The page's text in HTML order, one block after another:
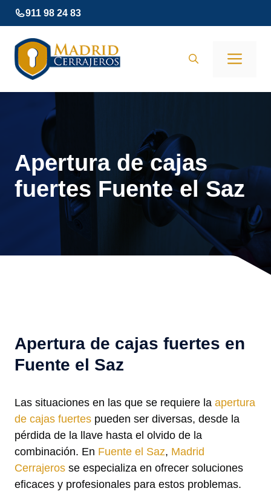
Saltar
al
contenido
911 98 24 83
Apertura de cajas
fuertes Fuente el Saz
Apertura de cajas fuertes en
Fuente el Saz
Las situaciones en las que se requiere la apertura
de cajas fuertes pueden ser diversas, desde la
pérdida de la llave hasta el olvido de la
combinación. En Fuente el Saz, Madrid
Cerrajeros se especializa en ofrecer soluciones
eficaces y profesionales para estos problemas.